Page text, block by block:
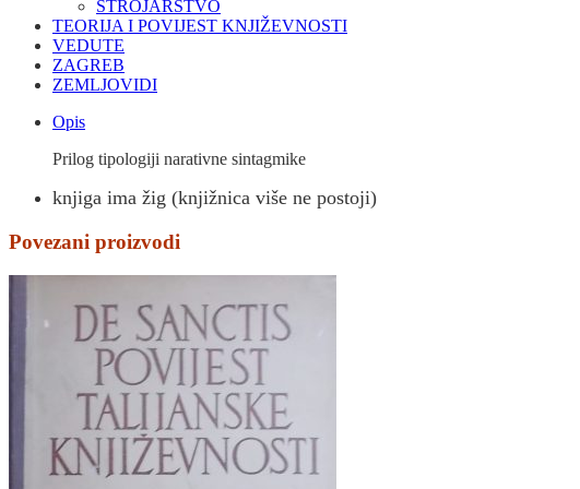
STROJARSTVO
TEORIJA I POVIJEST KNJIŽEVNOSTI
VEDUTE
ZAGREB
ZEMLJOVIDI
Opis
Prilog tipologiji narativne sintagmike
knjiga ima žig (knjižnica više ne postoji)
Povezani proizvodi